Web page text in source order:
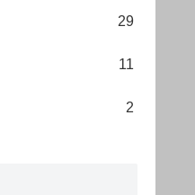
29
11
2